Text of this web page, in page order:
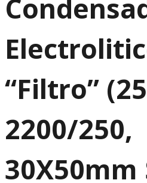
“Filtro”
2200/250,
30X50mm